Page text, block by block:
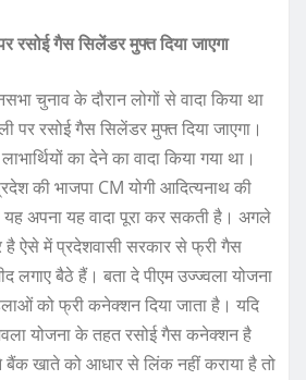
रसोई गैस सिलेंडर मुफ्त दिया जाएगा
चुनाव के दौरान लोगों से वादा किया था
पर रसोई गैस सिलेंडर मुफ्त दिया जाएगा।
का देने का वादा किया गया था।
की भाजपा CM योगी आदित्यनाथ की
यह अपना यह वादा पूरा कर सकती है। अगले
है ऐसे में प्रदेशवासी सरकार से फ्री गैस
लगाए बैठे हैं। बता दे पीएम उज्ज्वला योजना
को फ्री कनेक्शन दिया जाता है। यदि
योजना के तहत रसोई गैस कनेक्शन है
खाते को आधार से लिंक नहीं कराया है तो